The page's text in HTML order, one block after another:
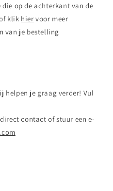
op de achterkant van de
klik hier voor meer
van je bestelling
helpen je graag verder! Vul
direct contact of stuur een e-